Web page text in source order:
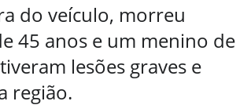
do veículo, morreu
45 anos e um menino de
lesões graves e
região.